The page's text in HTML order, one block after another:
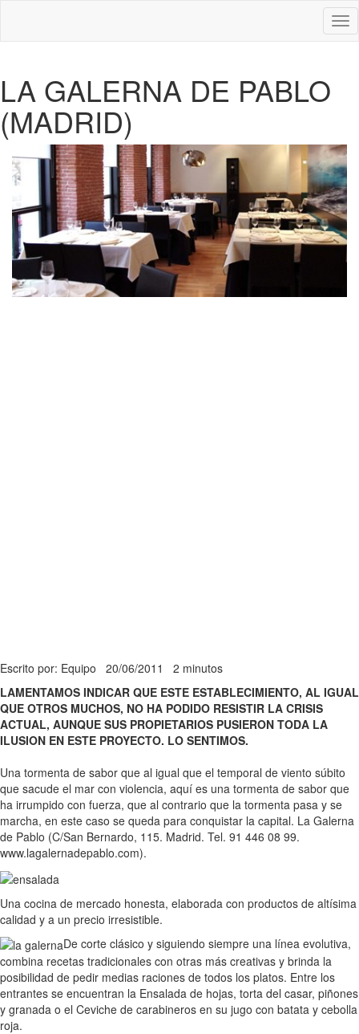
LA GALERNA DE PABLO
(MADRID)
Escrito por: Equipo 20/06/2011 2 minutos
LAMENTAMOS INDICAR QUE ESTE ESTABLECIMIENTO, AL IGUAL
QUE OTROS MUCHOS, NO HA PODIDO RESISTIR LA CRISIS
ACTUAL, AUNQUE SUS PROPIETARIOS PUSIERON TODA LA
ILUSION EN ESTE PROYECTO. LO SENTIMOS.
Una tormenta de sabor que al igual que el temporal de viento súbito
que sacude el mar con violencia, aquí es una tormenta de sabor que
ha irrumpido con fuerza, que al contrario que la tormenta pasa y se
marcha, en este caso se queda para conquistar la capital. La Galerna
de Pablo (C/San Bernardo, 115. Madrid. Tel. 91 446 08 99.
www.lagalernadepablo.com).
Una cocina de mercado honesta, elaborada con productos de altísima
calidad y a un precio irresistible.
De corte clásico y siguiendo siempre una línea evolutiva,
combina recetas tradicionales con otras más creativas y brinda la
posibilidad de pedir medias raciones de todos los platos. Entre los
entrantes se encuentran la Ensalada de hojas, torta del casar, piñones
y granada o el Ceviche de carabineros en su jugo con batata y cebolla
roja.